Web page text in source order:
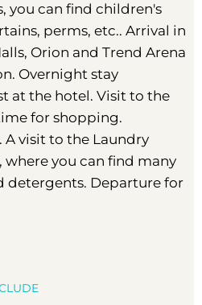
you can find children's
perms, etc.. Arrival in
Orion and Trend Arena
Overnight stay
at the hotel. Visit to the
for shopping.
A visit to the Laundry
where you can find many
detergents. Departure for